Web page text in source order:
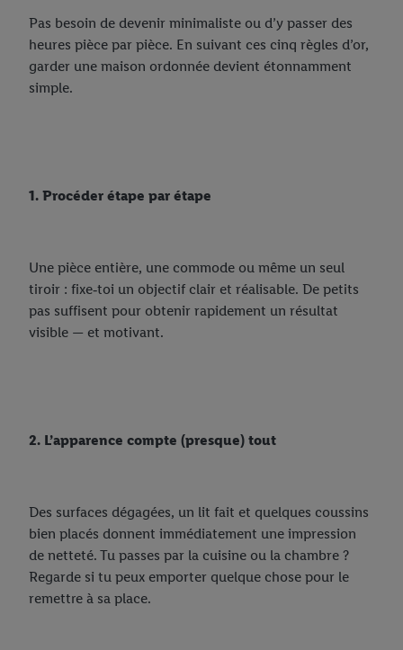
Pas besoin de devenir minimaliste ou d’y passer des
heures pièce par pièce. En suivant ces cinq règles d’or,
garder une maison ordonnée devient étonnamment
simple.
1. Procéder étape par étape
Une pièce entière, une commode ou même un seul
tiroir : fixe‑toi un objectif clair et réalisable. De petits
pas suffisent pour obtenir rapidement un résultat
visible — et motivant.
2. L’apparence compte (presque) tout
Des surfaces dégagées, un lit fait et quelques coussins
bien placés donnent immédiatement une impression
de netteté. Tu passes par la cuisine ou la chambre ?
Regarde si tu peux emporter quelque chose pour le
remettre à sa place.